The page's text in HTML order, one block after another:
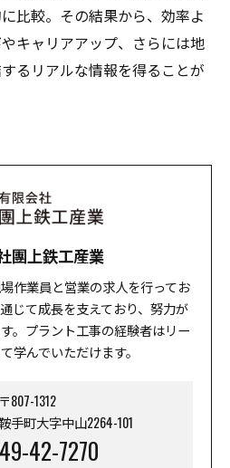
比較。その結果から、効率よ
キャリアアップ、さらには地
るリアルな情報を得ることが
團上鉄工産業
作業員と営業の求人を行ってお
じて成長を支えており、努力が
。プラント工事の経験者はリー
学んでいただけます。
〒807-1312
手町大字中山2264-101
42-7270